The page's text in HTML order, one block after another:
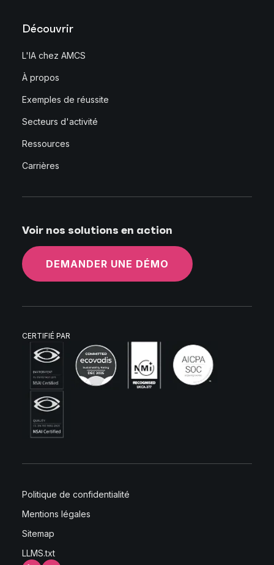
Découvrir
L'IA chez AMCS
À propos
Exemples de réussite
Secteurs d'activité
Ressources
Carrières
Voir nos solutions en action
DEMANDER UNE DÉMO
CERTIFIÉ PAR
Politique de confidentialité
Mentions légales
Sitemap
LLMS.txt